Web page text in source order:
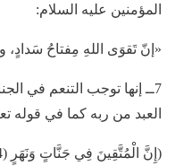
المؤمنين عليه السلام:
«إنّ تَقوَى اللهِ مِفتاحُ سَدادٍ،
7ــ إنها توجب التنعم في
العبد من ربه كما في قوله